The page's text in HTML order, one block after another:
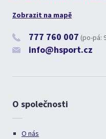
Zobrazit na mapě
777 760 007 (po-pá:
info@hsport.cz
O společnosti
O nás